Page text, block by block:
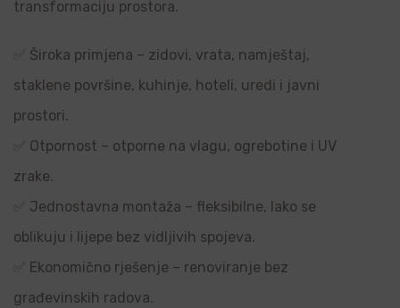
transformaciju prostora.
✅ Široka primjena – zidovi, vrata, namještaj,
staklene površine, kuhinje, hoteli, uredi i javni
prostori.
✅ Otpornost – otporne na vlagu, ogrebotine i UV
zrake.
✅ Jednostavna montaža – fleksibilne, lako se
oblikuju i lijepe bez vidljivih spojeva.
✅ Ekonomično rješenje – renoviranje bez
građevinskih radova.